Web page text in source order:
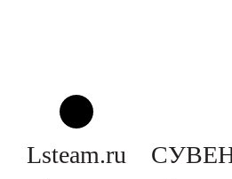
Lsteam.ru